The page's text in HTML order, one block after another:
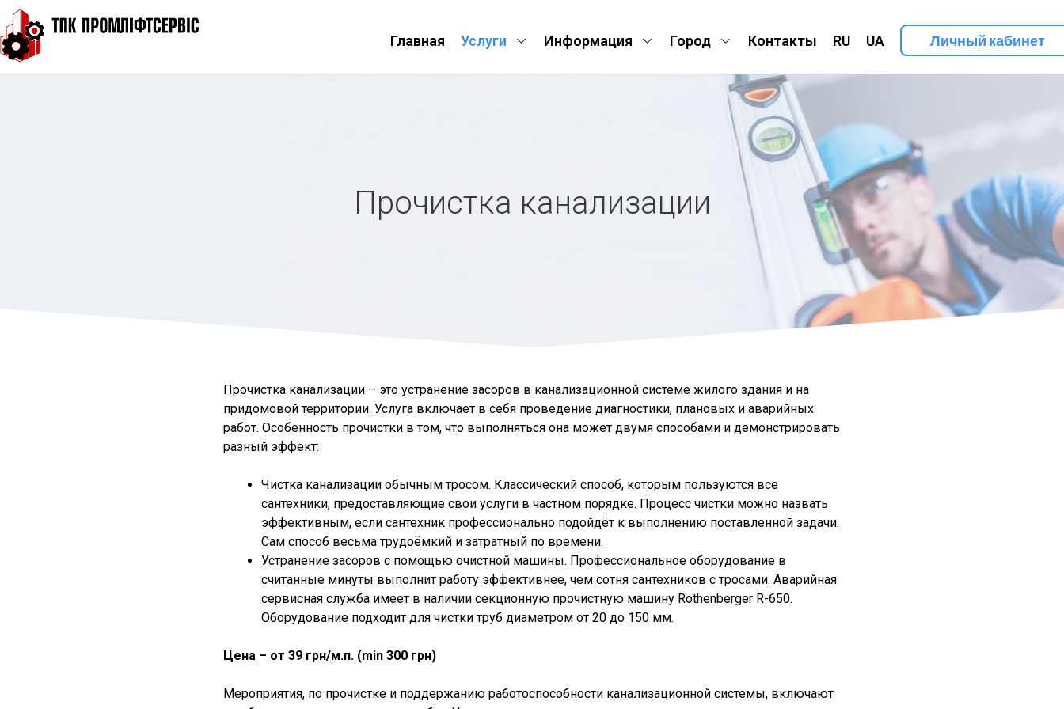
Главная Услуги Информация Город Контакты RU UA Личный кабинет
Прочистка канализации
Прочистка канализации – это устранение засоров в канализационной системе жилого здания и на
придомовой территории. Услуга включает в себя проведение диагностики, плановых и аварийных
работ. Особенность прочистки в том, что выполняться она может двумя способами и демонстрировать
разный эффект:
Чистка канализации обычным тросом. Классический способ, которым пользуются все
сантехники, предоставляющие свои услуги в частном порядке. Процесс чистки можно назвать
эффективным, если сантехник профессионально подойдёт к выполнению поставленной задачи.
Сам способ весьма трудоёмкий и затратный по времени.
Устранение засоров с помощью очистной машины. Профессиональное оборудование в
считанные минуты выполнит работу эффективнее, чем сотня сантехников с тросами. Аварийная
сервисная служба имеет в наличии секционную прочистную машину Rothenberger R-650.
Оборудование подходит для чистки труб диаметром от 20 до 150 мм.
Цена – от 39 грн/м.п. (min 300 грн)
Мероприятия, по прочистке и поддержанию работоспособности канализационной системы, включают